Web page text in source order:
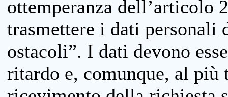
ottemperanza dell’articolo
trasmettere i dati personali
ostacoli”. I dati devono
ritardo e, comunque, al più